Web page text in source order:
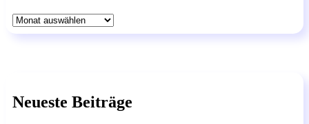
Archiv
Neueste Beiträge